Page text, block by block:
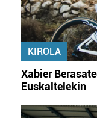
KIROLA
Xabier
Euskaltelekin